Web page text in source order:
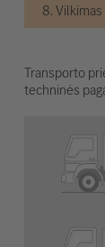
8.
Transporto
techninės